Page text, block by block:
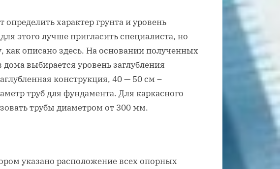
определить характер грунта и уровень
этого лучше пригласить специалиста, но
как описано здесь. На основании полученных
выбирается уровень заглубления
конструкция, 40 — 50 см –
труб для фундамента. Для каркасного
трубы диаметром от 300 мм.
указано расположение всех опорных